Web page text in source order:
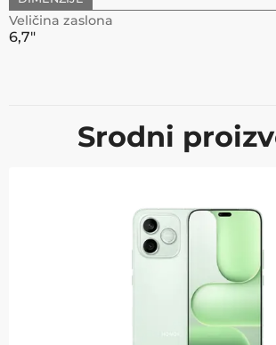
Veličina zaslona
6,7"
Srodni